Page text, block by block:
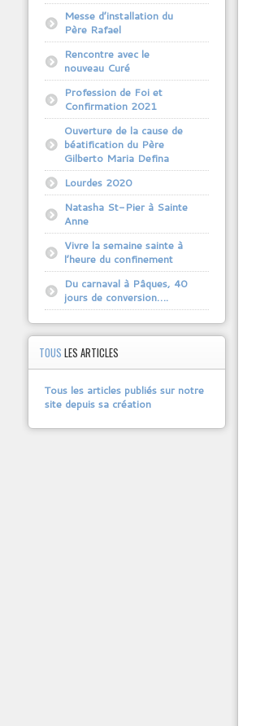
Messe d’installation du
Père Rafael
Rencontre avec le
nouveau Curé
Profession de Foi et
Confirmation 2021
Ouverture de la cause de
béatification du Père
Gilberto Maria Defina
Lourdes 2020
Natasha St-Pier à Sainte
Anne
Vivre la semaine sainte à
l’heure du confinement
Du carnaval à Pâques, 40
jours de conversion….
TOUS LES ARTICLES
Tous les articles publiés sur notre
site depuis sa création